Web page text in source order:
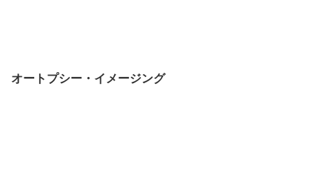
オートプシー・イメージング